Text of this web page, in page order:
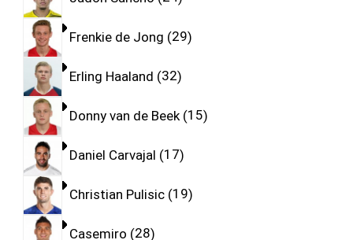
Frenkie de Jong 29
Erling Haaland 32
Donny van de Beek 15
Daniel Carvajal 17
Christian Pulisic 19
Casemiro 28